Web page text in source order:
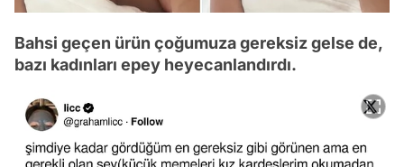
Bahsi geçen ürün çoğumuza gereksiz gelse de,
bazı kadınları epey heyecanlandırdı.